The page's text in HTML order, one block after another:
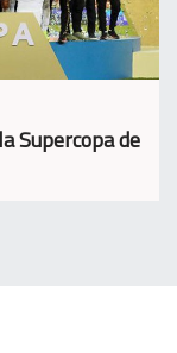
Supercopa de